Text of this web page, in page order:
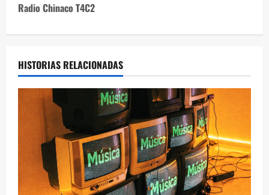
Radio Chinaco T4C2
HISTORIAS RELACIONADAS